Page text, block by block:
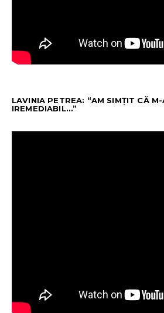
LAVINIA PETREA: “AM SIMȚIT CĂ
IREMEDIABIL…”